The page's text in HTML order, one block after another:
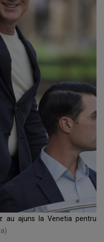
au ajuns la Venetia pentru